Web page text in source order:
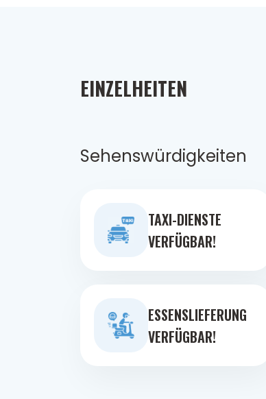
EINZELHEITEN
Sehenswürdigkeiten
TAXI-DIENSTE
VERFÜGBAR!
ESSENSLIEFERUNG
VERFÜGBAR!